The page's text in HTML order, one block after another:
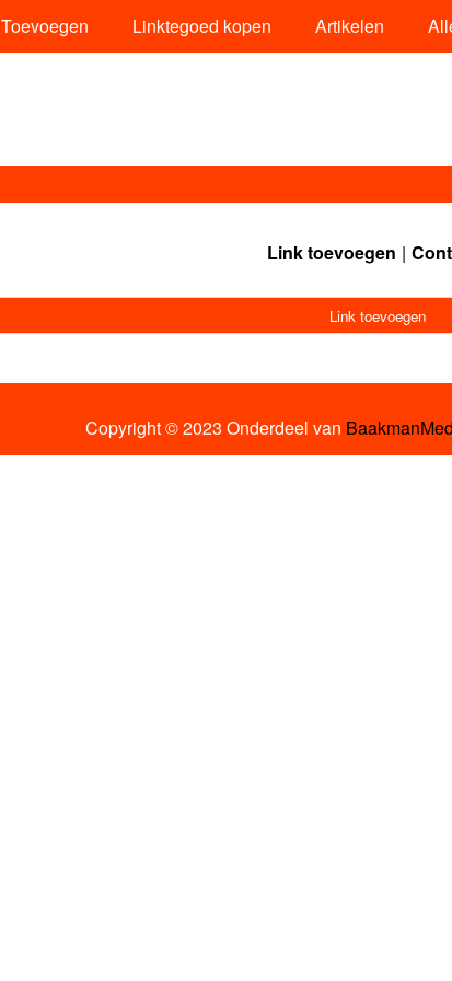
Toevoegen Linktegoed kopen Artikelen
Link toevoegen
Link toevoegen
Copyright © 2023 Onderdeel van